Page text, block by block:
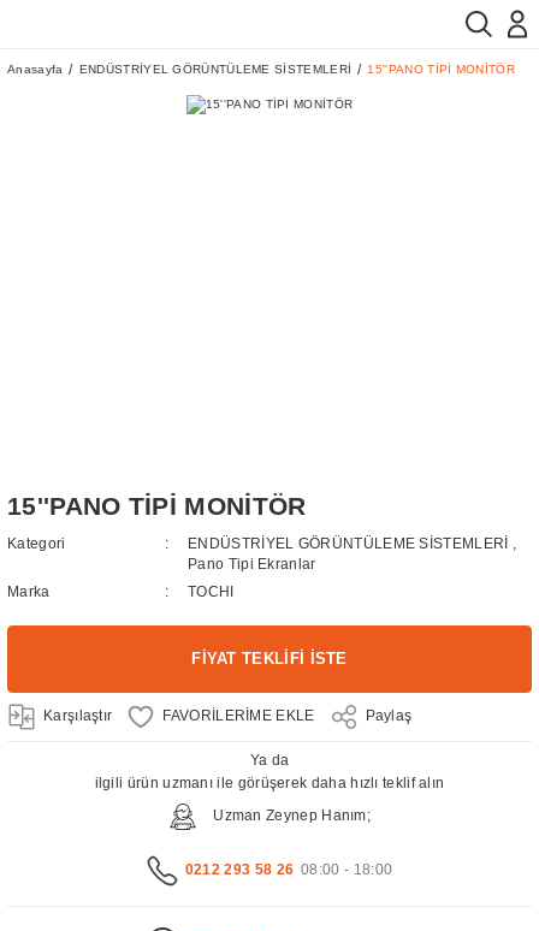
Anasayfa ENDÜSTRİYEL GÖRÜNTÜLEME SİSTEMLERİ 15''PANO TİPİ MONİTÖR
15''PANO TİPİ MONİTÖR
Kategori ENDÜSTRİYEL GÖRÜNTÜLEME SİSTEMLERİ
Pano Tipi Ekranlar
Marka
TOCHI
FİYAT TEKLİFİ İSTE
Karşılaştır Paylaş
Ya da
ilgili ürün uzmanı ile görüşerek daha hızlı teklif alın
Uzman Zeynep Hanım;
0212 293 58 26 08:00 - 18:00